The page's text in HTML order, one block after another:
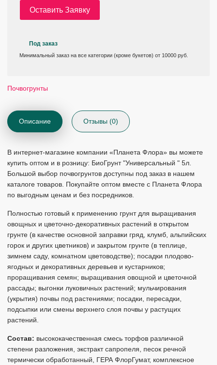
Оставить Заявку
Под заказ
Минимальный заказ на все категории (кроме букетов) от 10000 руб.
Почвогрунты
Описание Отзывы (0)
В интернет-магазине компании «Планета Флора» вы можете
купить оптом и в розницу: БиоГрунт "Универсальный " 5л.
Большой выбор почвогрунтов доступны под заказ в нашем
каталоге товаров. Покупайте оптом вместе с Планета Флора
по выгодным ценам и без посредников.
Полностью готовый к применению грунт для выращивания
овощных и цветочно-декоративных растений в открытом
грунте (в качестве основной заправки гряд, клумб, альпийских
горок и других цветников) и закрытом грунте (в теплице,
зимнем саду, комнатном цветоводстве); посадки плодово-
ягодных и декоративных деревьев и кустарников;
проращивания семян; выращивания овощной и цветочной
рассады; выгонки луковичных растений; мульчирования
(укрытия) почвы под растениями; посадки, пересадки,
подсыпки или смены верхнего слоя почвы у растущих
растений.
Состав: высококачественная смесь торфов различной
степени разложения, экстракт сапропеля, песок речной
термически обработанный, ГЕРА ФлорГумат, комплексное